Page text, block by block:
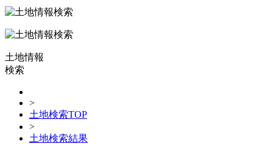
土地情報
検索
>
土地検索TOP
>
土地検索結果